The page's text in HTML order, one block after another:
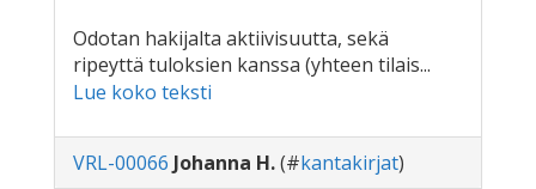
Odotan hakijalta aktiivisuutta, sekä
ripeyttä tuloksien kanssa (yhteen tilais...
Lue koko teksti
VRL-00066 Johanna H.(#kantakirjat)